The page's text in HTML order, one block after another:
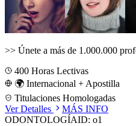
>> Únete a más de 1.000.000
400 Horas Lectivas
🌍 Internacional + Apostilla
Titulaciones Homologadas
Ver Detalles
MÁS INFO
ODONTOLOGÍAID: o1